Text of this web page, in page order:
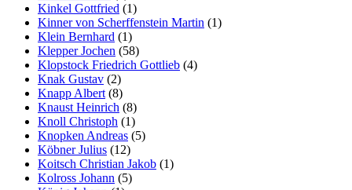
Kinkel Gottfried (1)
Kinner von Scherffenstein Martin (1)
Klein Bernhard (1)
Klepper Jochen (58)
Klopstock Friedrich Gottlieb (4)
Knak Gustav (2)
Knapp Albert(8)
Knaust Heinrich (8)
Knoll Christoph (1)
Knopken Andreas (5)
Köbner Julius (12)
Koitsch Christian Jakob (1)
Kolross Johann (5)